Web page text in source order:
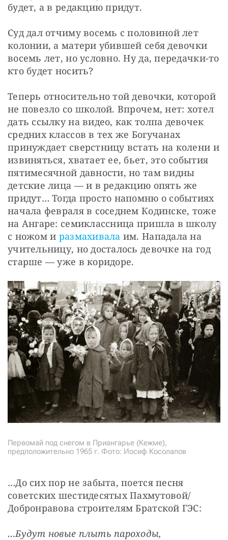
будет, а в редакцию придут.
Суд дал отчиму восемь с половиной лет
колонии, а матери убившей себя девочки
восемь лет, но условно. Ну да, передачки-то
кто будет носить?
Теперь относительно той девочки, которой
не повезло со школой. Впрочем, нет: хотел
дать ссылку на видео, как толпа девочек
средних классов в тех же Богучанах
принуждает сверстницу встать на колени и
извиняться, хватает ее, бьет, это события
пятимесячной давности, но там видны
детские лица — и в редакцию опять же
придут… Тогда просто напомню о событиях
начала февраля в соседнем Кодинске, тоже
на Ангаре: семиклассница пришла в школу
с ножом и размахивала им. Нападала на
учительницу, но досталось девочке на год
старше — уже в коридоре.
Первомай под снегом в Приангарье (Кежме),
предположительно 1965 г. Фото: Иосиф Косолапов
…До сих пор не забыта, поется песня
советских шестидесятых Пахмутовой/
Добронравова строителям Братской ГЭС:
…Будут новые плыть пароходы,